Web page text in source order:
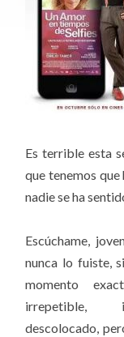
Es terrible esta
que tenemos
nadie se ha
Escúchame,
nunca lo fuiste,
momento
irrepetible,
descolocado,